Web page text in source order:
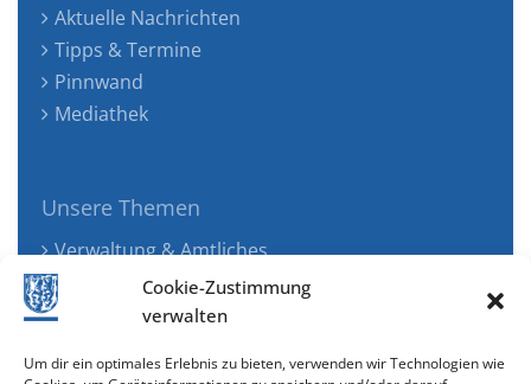
Cookie-Zustimmung
verwalten
Um dir ein optimales Erlebnis zu bieten, verwenden wir Technologien wie
Aktuelle Nachrichten
Tipps & Termine
Pinnwand
Mediathek
Unsere Themen
Verwaltung & Amtliches
Jugend, Familie & Gesundheit
Tourismus, Freizeit & Ökologie
Wirtschaft & Verkehr